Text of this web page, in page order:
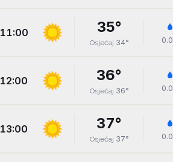
11:00 35°
Osjećaj 34° 0.0
12:00 36°
Osjećaj 36° 0.0
13:00 37°
Osjećaj 37° 0.0